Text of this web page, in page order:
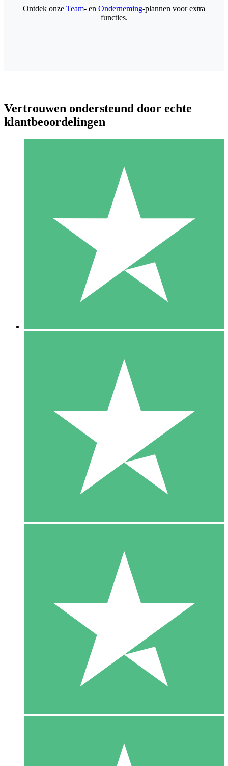
Individuele Creditpakketten
Betaal per gebruik met downloadtegoeden. Geen maandelijkse
1000
10 Downloaden
20 00
Ontdek onze Team- en Onderneming-plannen voor extra
functies.
Vertrouwen ondersteund door echte
klantbeoordelingen